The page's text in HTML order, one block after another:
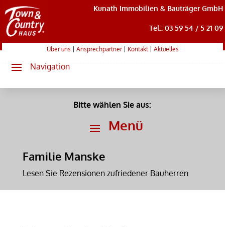
Kunath Immobilien & Bauträger GmbH
Tel.: 03 59 54 / 5 21 09
Über uns Ansprechpartner| Kontakt| Aktuelles
Bitte wählen Sie aus:
Familie Manske
Lesen Sie Rezensionen zufriedener Bauherren